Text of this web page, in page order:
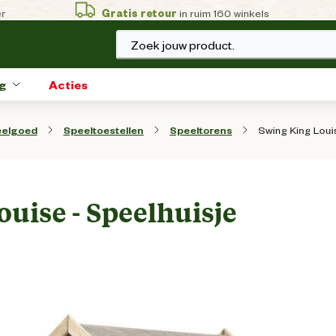
Gratis retour in ruim 160 winkels
Zoek jouw product.
Acties
Speeltoestellen Speeltorens Swing King
- Speelhuisje